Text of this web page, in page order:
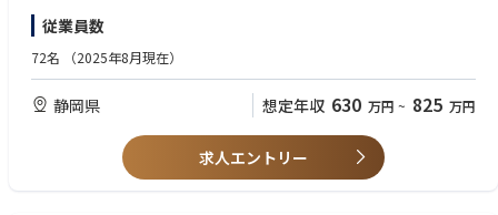
■生産計画に基づく、 品質管理業務のスケジュール管理・人員管理
■当局や顧客などの社外対応（試験法の移管及び検討業務）
■メンバーの育成指導（正社員7名、契約社員2名、派遣社員4名）
■その他：①〜⑤の試験結果の照査、確認、文書作成、①〜④の適合判定
①製剤出荷試験
③工場環境試験
④試験移管の受け入れ洗浄法バリデーション
【歓迎】
■アメリカ（ＦＤＡ）、ＥＵへ医薬品輸出のための監査対応の経験
従業員数
72名 （2025年8月現在）
静岡県 想定年収 630 万円 ~ 825 万円
求人エントリー